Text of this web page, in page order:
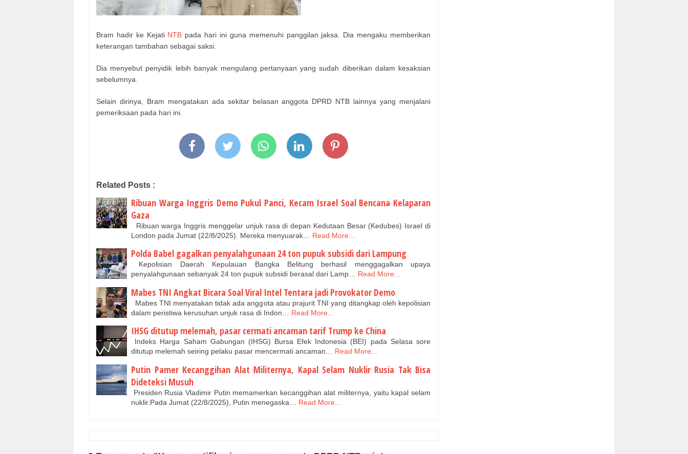
Bram hadir ke Kejati NTB pada hari ini guna memenuhi panggilan jaksa. Dia mengaku memberikan
keterangan tambahan sebagai saksi.
Dia menyebut penyidik lebih banyak mengulang pertanyaan yang sudah diberikan dalam kesaksian
sebelumnya.
Selain dirinya, Bram mengatakan ada sekitar belasan anggota DPRD NTB lainnya yang menjalani
pemeriksaan pada hari ini.
Related Posts :
Ribuan Warga Inggris Demo Pukul Panci, Kecam Israel Soal Bencana Kelaparan
Gaza
Ribuan warga Inggris menggelar unjuk rasa di depan Kedutaan Besar (Kedubes) Israel di
London pada Jumat (22/8/2025). Mereka menyuarak…
Read More...
Polda Babel gagalkan penyalahgunaan 24 ton pupuk subsidi dari Lampung
Kepolisian Daerah Kepulauan Bangka Belitung berhasil menggagalkan upaya
penyalahgunaan sebanyak 24 ton pupuk subsidi berasal dari Lamp… Read More...
Mabes TNI Angkat Bicara Soal Viral Intel Tentara jadi Provokator Demo
Mabes TNI menyatakan tidak ada anggota atau prajurit TNI yang ditangkap oleh kepolisian
dalam peristiwa kerusuhan unjuk rasa di Indon…
Read More...
IHSG ditutup melemah, pasar cermati ancaman tarif Trump ke China
Indeks Harga Saham Gabungan (IHSG) Bursa Efek Indonesia (BEI) pada Selasa sore
ditutup melemah seiring pelaku pasar mencermati ancaman… Read More...
Putin Pamer Kecanggihan Alat Militernya, Kapal Selam Nuklir Rusia Tak Bisa
Dideteksi Musuh
Presiden Rusia Vladimir Putin memamerkan kecanggihan alat militernya, yaitu kapal selam
nuklir.Pada Jumat (22/8/2025), Putin menegaska…
Read More...